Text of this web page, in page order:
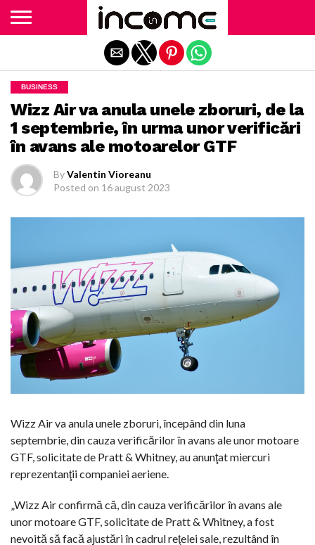
BUSINESS
Wizz Air va anula unele zboruri, de la
1 septembrie, în urma unor verificări
în avans ale motoarelor GTF
ByValentin Vioreanu
Posted on 16 august 2023
Wizz Air va anula unele zboruri, începând din luna
septembrie, din cauza verificărilor în avans ale unor motoare
GTF, solicitate de Pratt & Whitney, au anunţat miercuri
reprezentanţii companiei aeriene.
„Wizz Air confirmă că, din cauza verificărilor în avans ale
unor motoare GTF, solicitate de Pratt & Whitney, a fost
nevoită să facă ajustări în cadrul reţelei sale, rezultând în
Exit mobile version